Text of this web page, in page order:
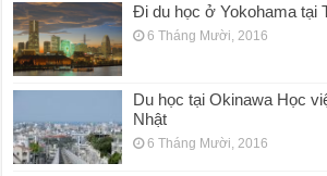
Đi du học ở Yokohama tại
6 Tháng Mười, 2016
Du học tại Okinawa Học
Nhật
6 Tháng Mười, 2016